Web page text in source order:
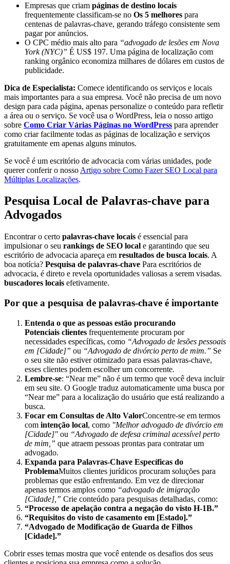
Empresas que criam páginas de destino locais
frequentemente classificam-se no Os 5 melhores para
centenas de palavras-chave, gerando tráfego consistente sem
pagar por anúncios.
O CPC médio mais alto para “advogado de lesões em Nova
York (NYC)” É US$ 197. Uma página de localização com
ranking orgânico economiza milhares de dólares em custos de
publicidade.
Dica de Especialista: Comece identificando os serviços e locais
mais importantes para a sua empresa. Você não precisa de um novo
design para cada página, apenas personalize o conteúdo para refletir
a área ou o serviço. Se você usa o WordPress, leia o nosso artigo
sobre Como Criar Várias Páginas no WordPress para aprender
como criar facilmente todas as páginas de localização e serviços
gratuitamente em apenas alguns minutos.
Se você é um escritório de advocacia com várias unidades, pode
querer conferir o nosso Artigo sobre Como Fazer SEO Local para
Múltiplas Localizações.
Pesquisa Local de Palavras-chave para
Advogados
Encontrar o certo palavras-chave locais é essencial para
impulsionar o seu rankings de SEO local e garantindo que seu
escritório de advocacia apareça em resultados de busca locais. A
boa notícia? Pesquisa de palavras-chave Para escritórios de
advocacia, é direto e revela oportunidades valiosas a serem visadas.
buscadores locais efetivamente.
Por que a pesquisa de palavras-chave é importante
Entenda o que as pessoas estão procurando
Potenciais clientes frequentemente procuram por
necessidades específicas, como “Advogado de lesões pessoais
em [Cidade]” ou “Advogado de divórcio perto de mim.” Se
o seu site não estiver otimizado para essas palavras-chave,
esses clientes podem escolher um concorrente.
Lembre-se: “Near me” não é um termo que você deva incluir
em seu site. O Google traduz automaticamente uma busca por
“Near me” para a localização do usuário que está realizando a
busca.
Focar em Consultas de Alto ValorConcentre-se em termos
com intenção local, como "Melhor advogado de divórcio em
[Cidade]" ou “Advogado de defesa criminal acessível perto
de mim,” que atraem pessoas prontas para contratar um
advogado.
Expanda para Palavras-Chave Específicas do
ProblemaMuitos clientes jurídicos procuram soluções para
problemas que estão enfrentando. Em vez de direcionar
apenas termos amplos como “advogado de imigração
[Cidade],” Crie conteúdo para pesquisas detalhadas, como:
“Processo de apelação contra a negação do visto H-1B.”
“Requisitos do visto de casamento em [Estado].”
“Advogado de Modificação de Guarda de Filhos
[Cidade].”
Cobrir esses temas mostra que você entende os desafios dos seus